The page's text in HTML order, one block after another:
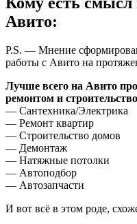
Авито:
P.S. — Мнение
работы с Авито на
Лучше всего на Авито
ремонтом и
— Сантехника/Электрика
— Ремонт квартир
— Строительство домов
— Демонтаж
— Натяжные потолки
— Автоподбор
— Автозапчасти
И вот всё в этом роде,